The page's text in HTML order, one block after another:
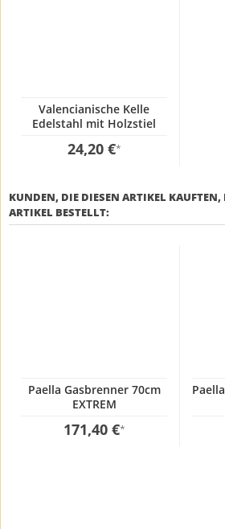
Valencianische Kelle
Edelstahl mit Holzstiel
24,20 €*
KUNDEN, DIE DIESEN ARTIKEL KAUFTEN,
ARTIKEL BESTELLT:
Paella Gasbrenner 70cm
EXTREM
171,40 €*